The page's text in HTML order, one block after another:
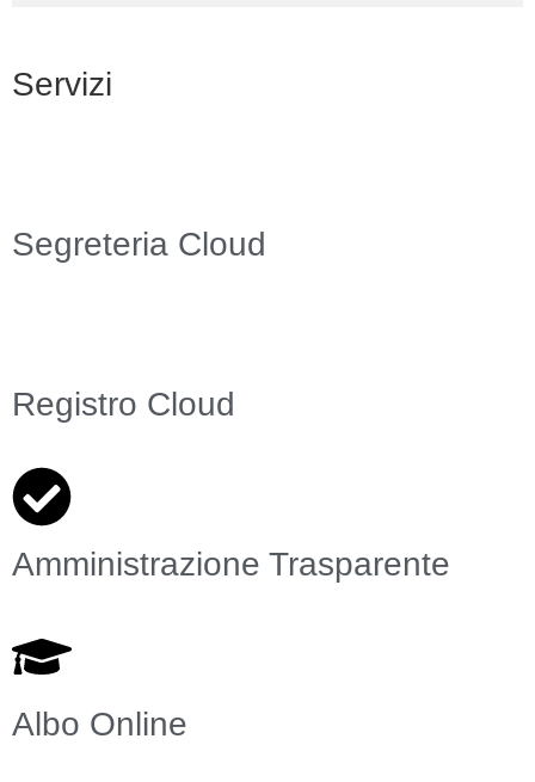
Servizi
Segreteria Cloud
Registro Cloud
Amministrazione Trasparente
Albo Online